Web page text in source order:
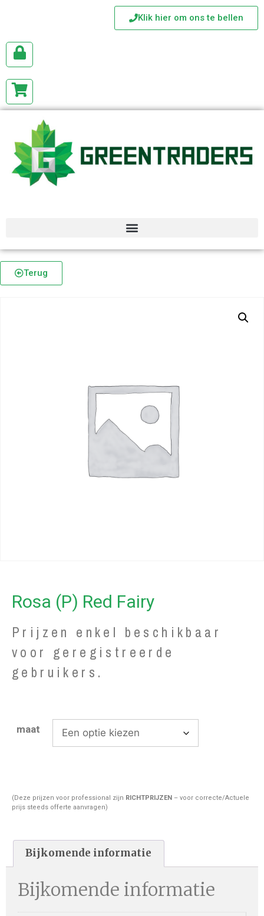
Klik hier om ons te bellen
Terug
Rosa (P) Red Fairy
Prijzen enkel beschikbaar
voor geregistreerde
gebruikers.
maat
(Deze prijzen voor professional zijn RICHTPRIJZEN – voor correcte/Actuele
prijs steeds offerte aanvragen)
Bijkomende informatie
Bijkomende informatie